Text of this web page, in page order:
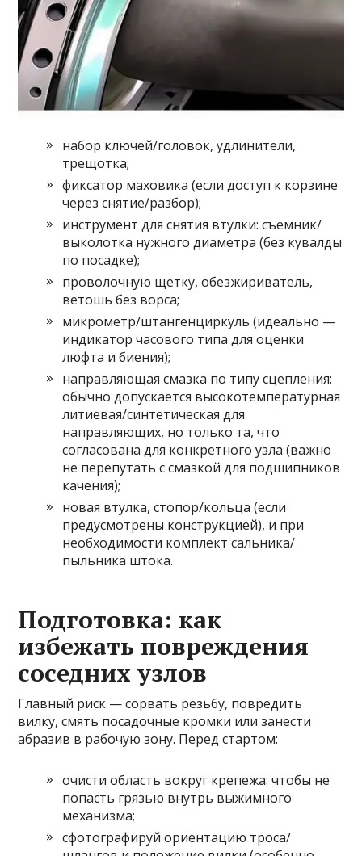
набор ключей/головок, удлинители,
трещотка;
фиксатор маховика (если доступ к корзине
через снятие/разбор);
инструмент для снятия втулки: съемник/
выколотка нужного диаметра (без кувалды
по посадке);
проволочную щетку, обезжириватель,
ветошь без ворса;
микрометр/штангенциркуль (идеально —
индикатор часового типа для оценки
люфта и биения);
направляющая смазка по типу сцепления:
обычно допускается высокотемпературная
литиевая/синтетическая для
направляющих, но только та, что
согласована для конкретного узла (важно
не перепутать с смазкой для подшипников
качения);
новая втулка, стопор/кольца (если
предусмотрены конструкцией), и при
необходимости комплект сальника/
пыльника штока.
Подготовка: как
избежать повреждения
соседних узлов
Главный риск — сорвать резьбу, повредить
вилку, смять посадочные кромки или занести
абразив в рабочую зону. Перед стартом:
очисти область вокруг крепежа: чтобы не
попасть грязью внутрь выжимного
механизма;
сфотографируй ориентацию троса/